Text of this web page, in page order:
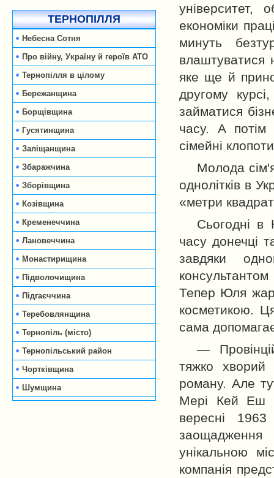
ТЕРНОПІЛЛЯ
Небесна Сотня
Про війну, Україну й героїв АТО
Тернопілля в цілому
Бережанщина
Борщівщина
Гусятинщина
Заліщанщина
Збаражчина
Зборівщина
Козівщина
Кременеччина
Лановеччина
Монастирищина
Підволочищина
Підгаєччина
Теребовлянщина
Тернопіль (місто)
Тернопільський район
Чортківщина
Шумщина
університет,
економіки
минуть
яке ще й
другому
займатися
часу. А потім
сімейні
Молода
однолітків в
«метри
Сьогодні
часу донечці
завдяки
Тепер Юля
косметикою.
сама
—
тяжко хворий
роману. Але
Мері Кей Еш
вересні
унікальною
компанія